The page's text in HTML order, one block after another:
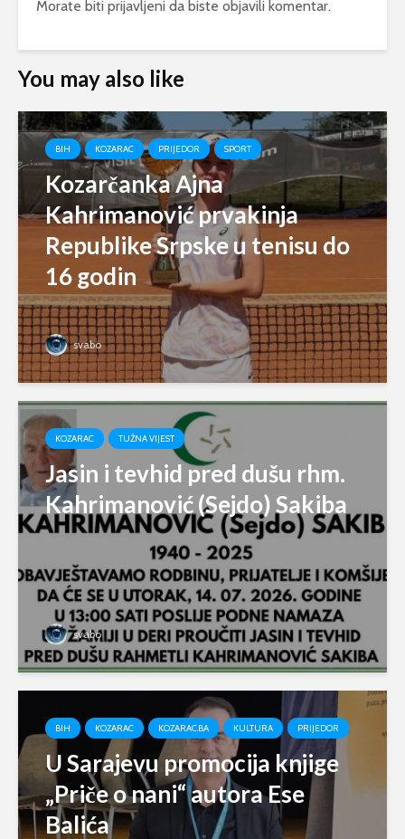
Morate biti prijavljeni da biste objavili komentar.
You may also like
BIH KOZARAC PRIJEDOR SPORT
Kozarčanka Ajna
Kahrimanović prvakinja
Republike Srpske u tenisu do
16 godin
svabo
KOZARAC TUŽNA VIJEST
Jasin i tevhid pred dušu rhm.
Kahrimanović (Sejdo) Sakiba
svabo
BIH KOZARAC KOZARAC.BA KULTURA PRIJEDOR
U Sarajevu promocija knjige
„Priče o nani“ autora Ese
Balića